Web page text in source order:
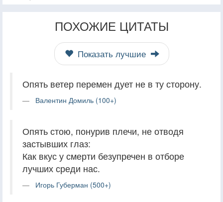
ПОХОЖИЕ ЦИТАТЫ
Показать лучшие
Опять ветер перемен дует не в ту сторону.
Валентин Домиль (100+)
Опять стою, понурив плечи, не отводя
застывших глаз:
Как вкус у смерти безупречен в отборе
лучших среди нас.
Игорь Губерман (500+)